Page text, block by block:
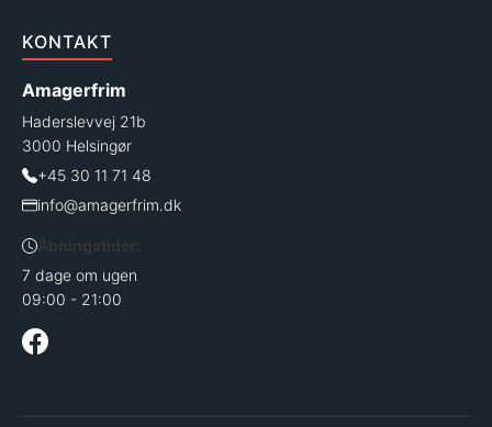
KONTAKT
Amagerfrim
Haderslevvej 21b
3000 Helsingør
+45 30 11 71 48
info@amagerfrim.dk
Åbningstider:
7 dage om ugen
09:00 - 21:00